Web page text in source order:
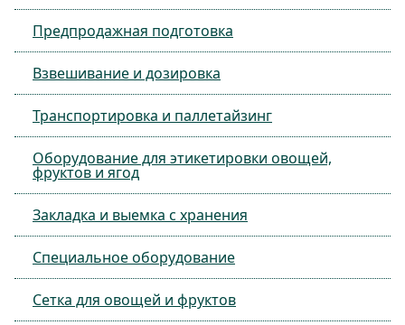
Предпродажная подготовка
Взвешивание и дозировка
Транспортировка и паллетайзинг
Оборудование для этикетировки овощей,
фруктов и ягод
Закладка и выемка с хранения
Специальное оборудование
Сетка для овощей и фруктов